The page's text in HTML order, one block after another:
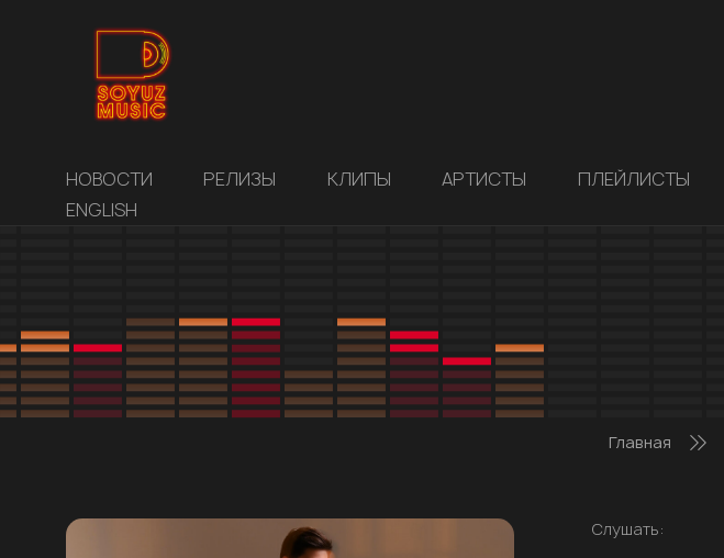
НОВОСТИ РЕЛИЗЫ КЛИПЫ АРТИСТЫ ПЛЕЙЛИСТЫ
ENGLISH
Главная
Слушать: